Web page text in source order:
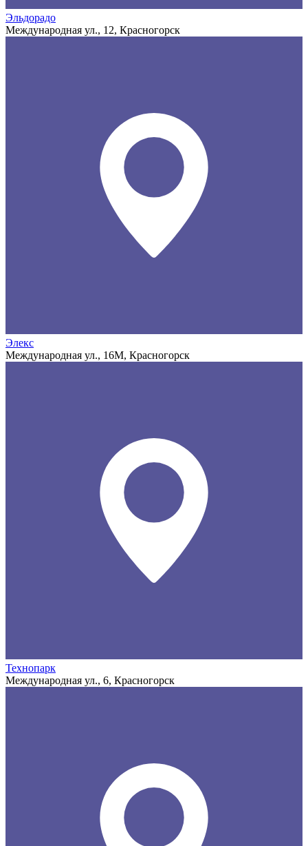
Эльдорадо
Международная ул., 12, Красногорск
Элекс
Международная ул., 16М, Красногорск
Технопарк
Международная ул., 6, Красногорск